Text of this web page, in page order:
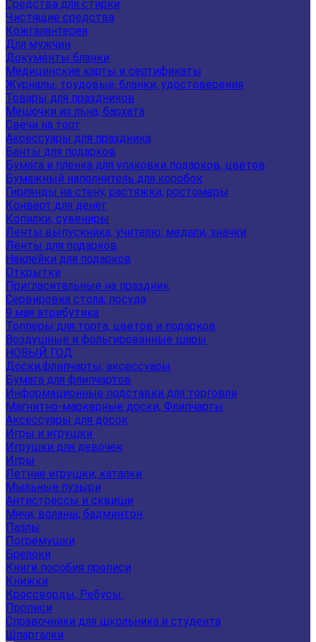
Средства для стирки
Чистящие средства
Кожгалантерея
Для мужчин
Документы бланки
Медицинские карты и сертификаты
Журналы, трудовые, бланки, удостоверения
Товары для праздников
Мешочки из льна, бархата
Свечи на торт
Аксессуары для праздника
Банты для подарков
Бумага и пленка для упаковки подарков, цветов
Бумажный наполнитель для коробок
Гирлянды на стену, растяжки, ростомеры
Конверт для денег
Копилки, сувениры
Ленты выпускника, учителю, медали, значки
Ленты для подарков
Наклейки для подарков
Открытки
Пригласительные на праздник
Сервировка стола, посуда
9 мая атрибутика
Топперы для торта, цветов и подарков
Воздушные и фольгированные шары
НОВЫЙ ГОД
Доски,флипчарты, аксессуары
Бумага для флипчартов
Информационные подставки для торговли
Магнитно-маркерные доски, Флипчарты
Аксессуары для досок
Игры и игрушки
Игрушки для девочек
Игры
Летние игрушки, каталки
Мыльные пузыри
Антистрессы и сквиши
Мячи, воланы, бадминтон
Пазлы
Погремушки
Брелоки
Книги пособия прописи
Книжки
Кроссворды, Ребусы.
Прописи
Справочники для школьника и студента
Шпаргалки